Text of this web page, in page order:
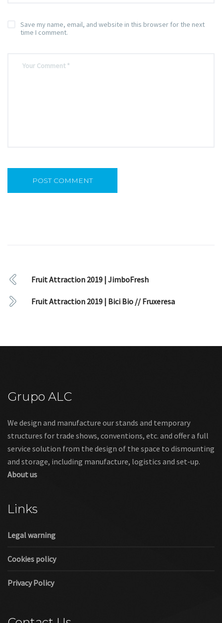
Save my name, email, and website in this browser for the next
time I comment.
Fruit Attraction 2019 | JimboFresh
Fruit Attraction 2019 | Bici Bio // Fruxeresa
Grupo ALC
We design and manufacture our stands and temporary
structures for trade shows, conventions, etc. and offer a full
service solution from the design of the space to dismounting
and storage, including manufacture, logistics and set-up.
About us
Links
Legal warning
Cookies policy
Privacy Policy